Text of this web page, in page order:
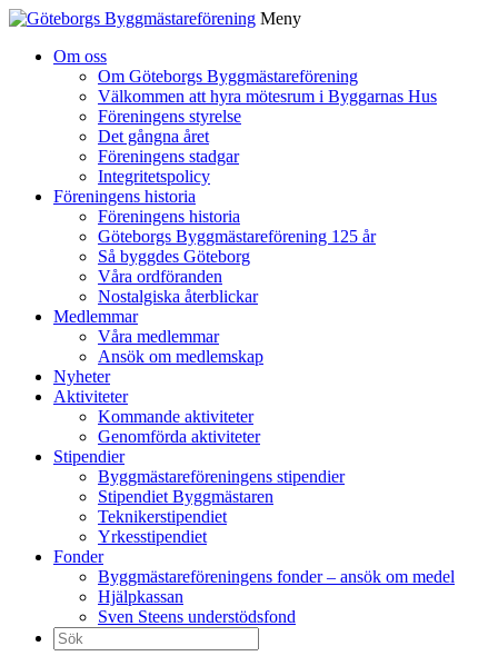
Meny
Om oss
Om Göteborgs Byggmästareförening
Välkommen att hyra mötesrum i Byggarnas Hus
Föreningens styrelse
Det gångna året
Föreningens stadgar
Integritetspolicy
Föreningens historia
Föreningens historia
Göteborgs Byggmästareförening 125 år
Så byggdes Göteborg
Våra ordföranden
Nostalgiska återblickar
Medlemmar
Våra medlemmar
Ansök om medlemskap
Nyheter
Aktiviteter
Kommande aktiviteter
Genomförda aktiviteter
Stipendier
Byggmästareföreningens stipendier
Stipendiet Byggmästaren
Teknikerstipendiet
Yrkesstipendiet
Fonder
Byggmästareföreningens fonder – ansök om medel
Hjälpkassan
Sven Steens understödsfond
Sök
efter: